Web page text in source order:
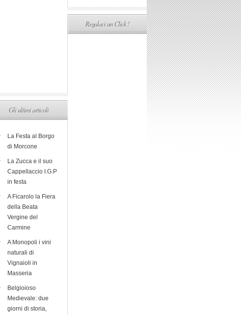
Gli ultimi articoli
La Festa al Borgo
di Morcone
La Zucca e il suo
Cappellaccio I.G.P
in festa
A Ficarolo la Fiera
della Beata
Vergine del
Carmine
A Monopoli i vini
naturali di
Vignaioli in
Masseria
Belgioioso
Medievale: due
giorni di storia,
Regalaci un Click !